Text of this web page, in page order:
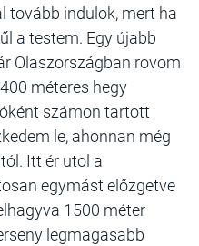
tovább indulok, mert ha
a testem. Egy újabb
Olaszországban rovom
méteres hegy
számon tartott
le, ahonnan még
Itt ér utol a
egymást előzgetve
1500 méter
legmagasabb